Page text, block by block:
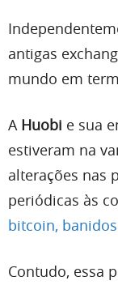
antigas
mundo em
A Huobi e sua
estiveram na
alterações nas
periódicas às
bitcoin,
Contudo, essa